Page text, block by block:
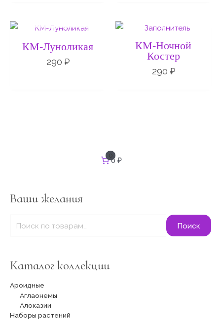
КМ-Луноликая
290 ₽
КМ-Ночной
Костер
290 ₽
0
0 ₽
Ваши желания
ь
:
Поиск
Каталог коллекции
Ароидные
Аглаонемы
Алоказии
Наборы растений